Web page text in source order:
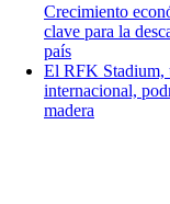
Crecimiento
clave para la
país
El RFK Stadium,
internacional,
madera